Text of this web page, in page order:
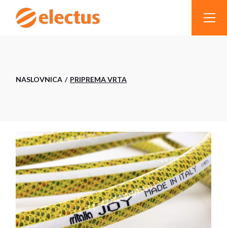
NASLOVNICA PRIPREMA VRTA